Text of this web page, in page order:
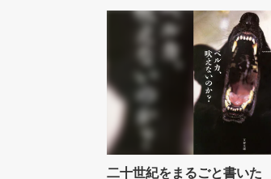
二十世紀をまるごと書いた